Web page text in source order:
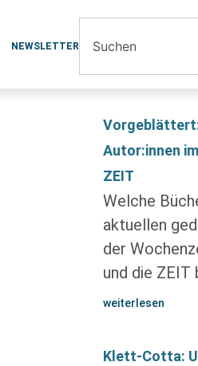
NEWSLETTER
Autor:innen
ZEIT
Welche
aktuellen
der
und die ZEIT
weiterlesen
Klett-Cotta: